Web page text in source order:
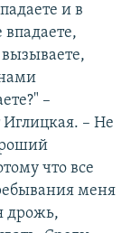
и в
впадаете,
–
– Не
что все
меня
дрожь,